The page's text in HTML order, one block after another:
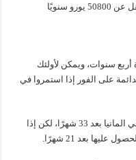
سنويًا
أربع سنوات، ويمكن لأولئك
على الفور إذا استمروا في
إنهم مؤهلون للحصول على الاقامة الدائمة في المانيا بعد 33 شهرًا، لكن إذا
عليها بعد 21 شهرًا.